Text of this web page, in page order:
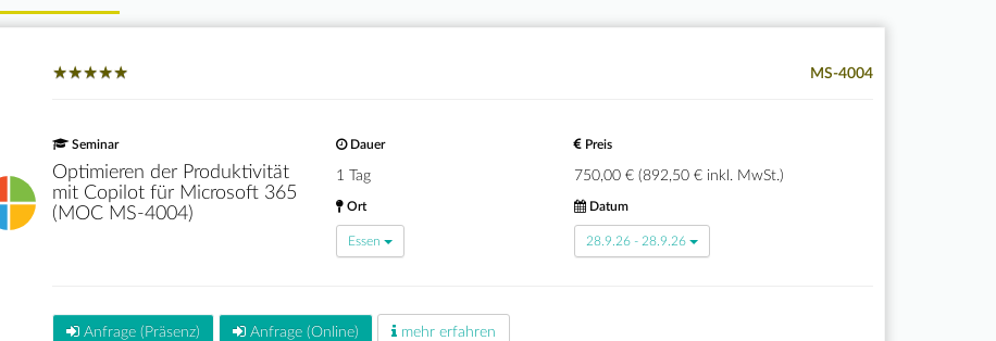
★★★★★
★★★★★ MS-4004
Seminar
Optimieren der Produktivität
mit Copilot für Microsoft 365
(MOC MS-4004)
Dauer
1 Tag
Preis
750,00 € (892,50 € inkl. MwSt.)
Ort
Essen
Datum
28.9.26 - 28.9.26
Anfrage (Präsenz) Anfrage (Online) mehr erfahren